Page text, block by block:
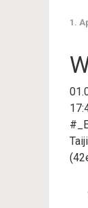
1.